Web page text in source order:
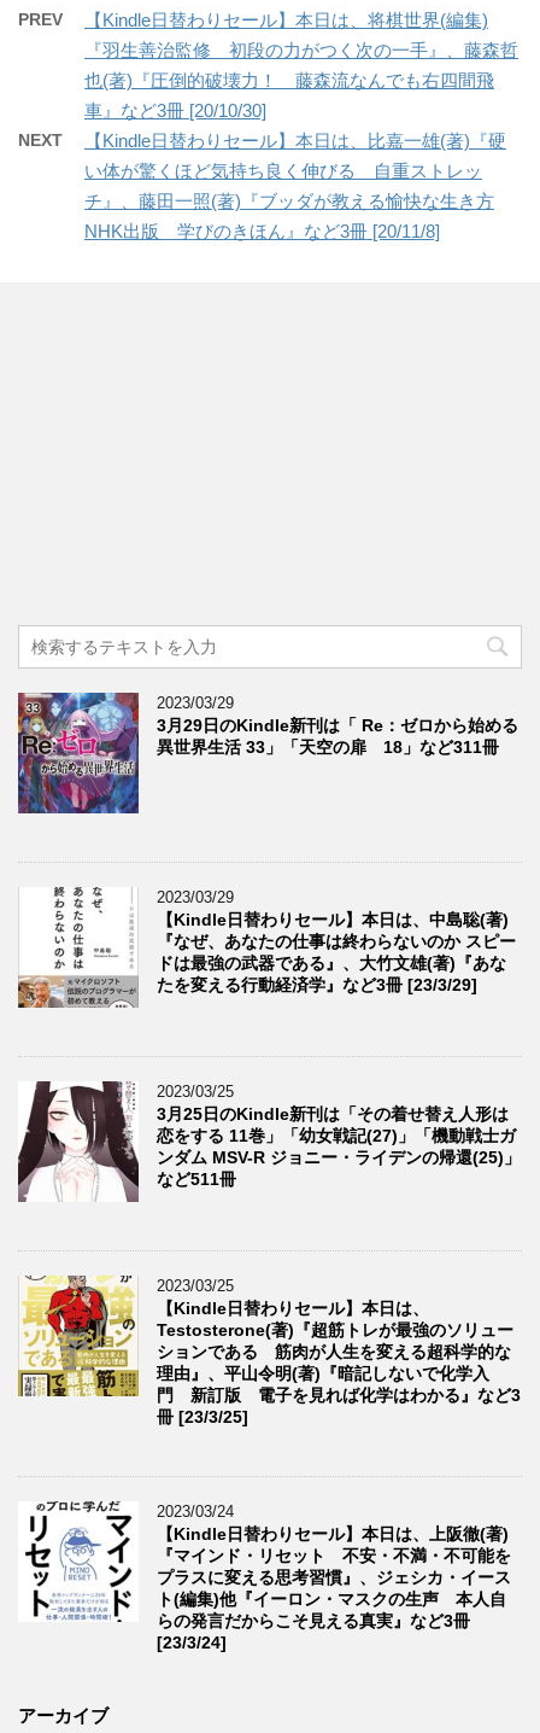
PREV
【Kindle日替わりセール】本日は、将棋世界(編集)
『羽生善治監修 初段の力がつく次の一手』、藤森哲
也(著)『圧倒的破壊力！ 藤森流なんでも右四間飛
車』など3冊 [20/10/30]
NEXT
【Kindle日替わりセール】本日は、比嘉一雄(著)『硬
い体が驚くほど気持ち良く伸びる 自重ストレッ
チ』、藤田一照(著)『ブッダが教える愉快な生き方
NHK出版 学びのきほん』など3冊 [20/11/8]
2023/03/29
3月29日のKindle新刊は「 Re：ゼロから始める
異世界生活 33」「天空の扉 18」など311冊
2023/03/29
【Kindle日替わりセール】本日は、中島聡(著)
『なぜ、あなたの仕事は終わらないのか スピー
ドは最強の武器である』、大竹文雄(著)『あな
たを変える行動経済学』など3冊 [23/3/29]
2023/03/25
3月25日のKindle新刊は「その着せ替え人形は
恋をする 11巻」「幼女戦記(27)」「機動戦士ガ
ンダム MSV-R ジョニー・ライデンの帰還(25)」
など511冊
2023/03/25
【Kindle日替わりセール】本日は、
Testosterone(著)『超筋トレが最強のソリュー
ションである 筋肉が人生を変える超科学的な
理由』、平山令明(著)『暗記しないで化学入
門 新訂版 電子を見れば化学はわかる』など3
冊 [23/3/25]
2023/03/24
【Kindle日替わりセール】本日は、上阪徹(著)
『マインド・リセット 不安・不満・不可能を
プラスに変える思考習慣』、ジェシカ・イース
ト(編集)他『イーロン・マスクの生声 本人自
らの発言だからこそ見える真実』など3冊
[23/3/24]
アーカイブ